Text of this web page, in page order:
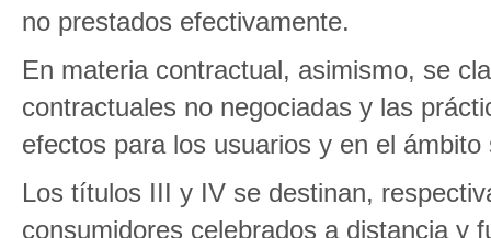
no prestados efectivamente.
En materia contractual, asimismo, se
contractuales no negociadas y las
efectos para los usuarios y en el ámbito
Los títulos III y IV se destinan,
consumidores celebrados a distancia y